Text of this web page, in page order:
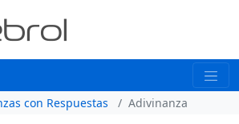
con Respuestas Adivinanza